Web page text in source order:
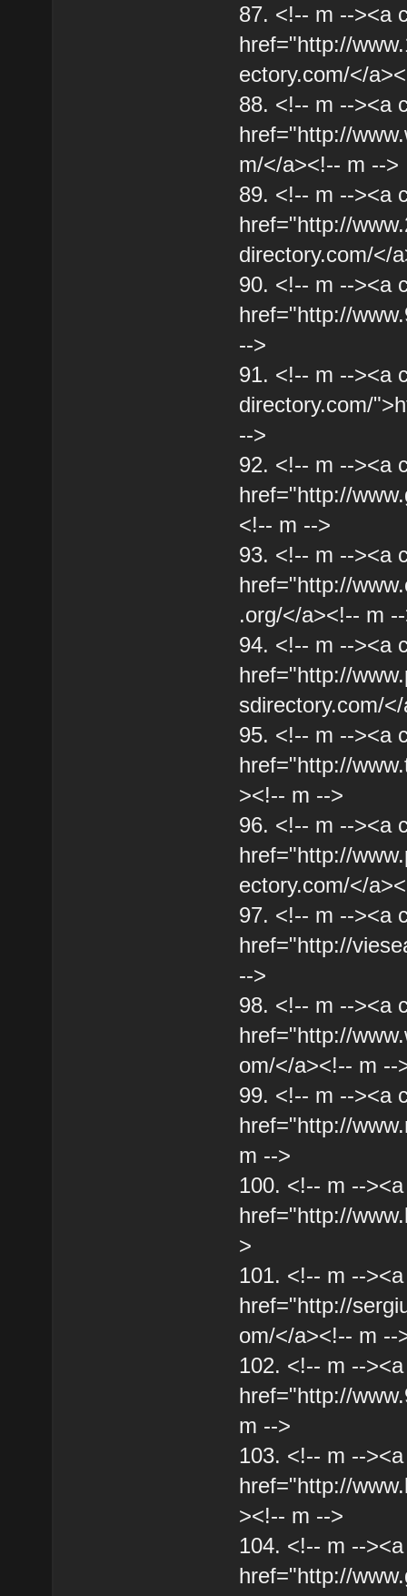
87. <!-- m --><a
href="http://
ectory.com/</
88. <!-- m --><a
href="http://
m/</a><!-- m -->
89. <!-- m --><a
href="http://
directory.com/</
90. <!-- m --><a
href="http://
-->
91. <!-- m --><a
directory.com/
-->
92. <!-- m --><a
href="http://
<!-- m -->
93. <!-- m --><a
href="http://
.org/</a><!-- m
94. <!-- m --><a
href="http://
sdirectory.com/
95. <!-- m --><a
href="http://
><!-- m -->
96. <!-- m --><a
href="http://
ectory.com/</
97. <!-- m --><a
href="http://
-->
98. <!-- m --><a
href="http://
om/</a><!-- m --
99. <!-- m --><a
href="http://
m -->
100. <!-- m --
href="http://
>
101. <!-- m --
href="http://
om/</a><!-- m --
102. <!-- m --
href="http://
m -->
103. <!-- m --
href="http://
><!-- m -->
104. <!-- m --
href="http://